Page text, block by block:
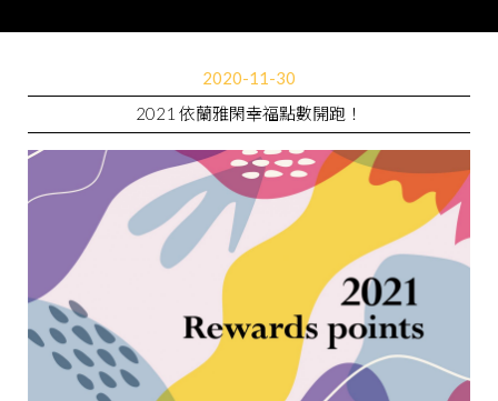
2020-11-30
2021 依蘭雅閑幸福點數開跑！